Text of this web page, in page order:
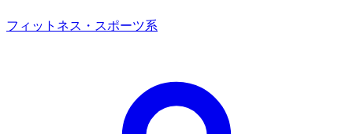
フィットネス・スポーツ系